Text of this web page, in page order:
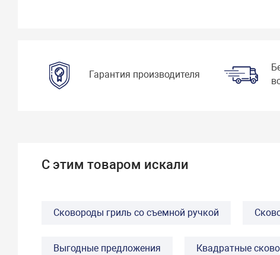
Гарантия производителя
С этим товаром искали
Cковороды гриль со съемной ручкой
Выгодные предложения Квадратные